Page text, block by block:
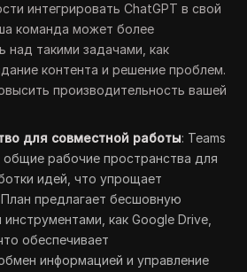
интегрировать ChatGPT в свой
команда может более
над такими задачами, как
контента и решение проблем.
производительность вашей
для совместной работы: Teams
рабочие пространства для
идей, что упрощает
предлагает бесшовную
как Google Drive,
обеспечивает
информацией и управление